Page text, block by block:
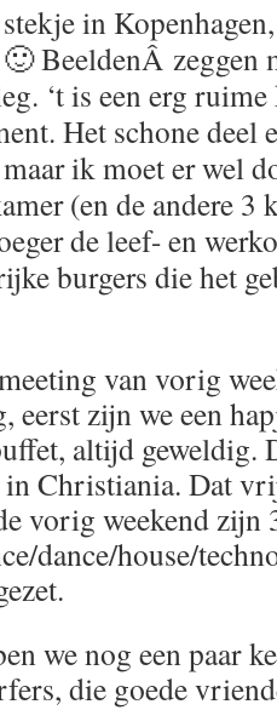
in
BeeldenÂ zeggen
‘t is een erg
Het schone deel
ik moet er wel
(en de andere 3
de leef- en
burgers die het
van vorig
eerst zijn we een
altijd geweldig.
in Christiania. Dat
vorig weekend zijn
dance/house/
we nog een paar
die goede